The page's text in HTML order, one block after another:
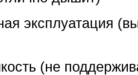
эксплуатация
(не